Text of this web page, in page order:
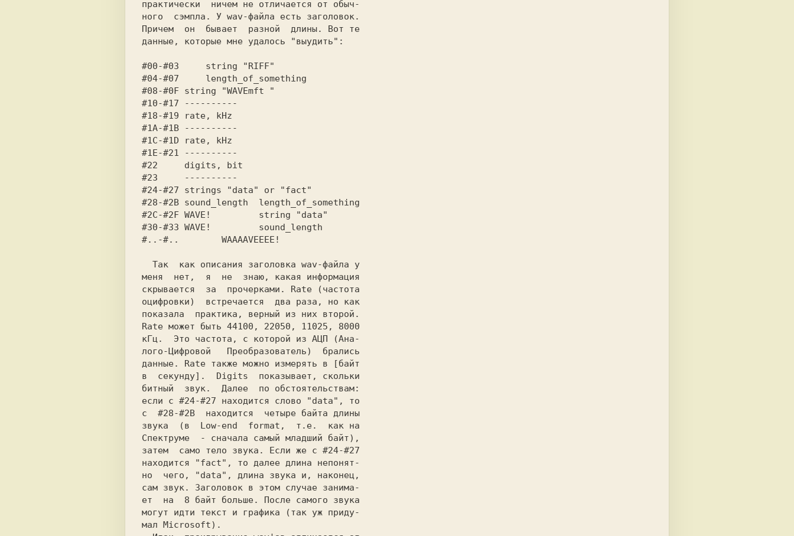
практически  ничем не отличается от обыч-
ного  сэмпла. У wav-файла есть заголовок.
Причем  он  бывает  разной  длины. Вот те
данные, которые мне удалось "выудить":
#00-#03
    string "RIFF"
#04-#07
    length_of_something
#08-#0F string "WAVEmft "
#10-#17
----------
#18-#19
rate, kHz
#1A-#1В
----------
#1C-#1D
rate, kHz
#1E-#21
----------
#22 digits, bit
#23
----------
#24-#27 strings "data" or "fact"
#28-#2В
#2C-#2F WAVE!         string "data"
#30-#33 WAVE!         sound_length
#..-#..
       WAAAAVEEEE!
меня  нет,  я  не  знаю, какая информация
скрывается  за  прoчeрками. Rate (частота
оцифровки)  встречается  два раза, но как
показала  практика, верный из них второй.
Rate может быть 44100, 22050, 11025, 8000
кГц.  Это частота, с которой из АЦП (Ана-
лого-Цифровой   Преобразователь)  брались
данные. Rate также можно измерять в [байт
в  секунду].  Digits  показывает, скольки
битный  звук.  Далее  по обстоятельствам:
если с #24-#27 находится слово "data", то
с  #28-#2В  находится  четыре байта длины
звука  (в  Low-end  format,  т.e.  как на
затем  само тело звука. Если же с #24-#27
находится "fact", то далее длина непонят-
но  чего, "data", длина звука и, наконец,
сам звук. Заголовок в этом случае занима-
ет  на  8 байт больше. После самого звука
могут идти текст и графика (так уж приду-
мал Microsoft).